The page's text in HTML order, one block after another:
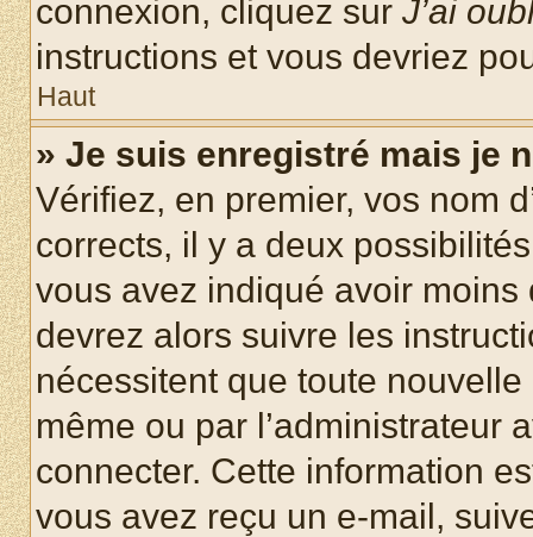
connexion, cliquez sur J’ai
instructions et vous devriez
Haut
» Je suis enregistré mais je
Vérifiez, en premier, vos nom
corrects, il y a deux
vous avez indiqué avoir moins
devrez alors suivre les
nécessitent que toute
même ou par l’administrateur
connecter. Cette information
vous avez reçu un e-mail,